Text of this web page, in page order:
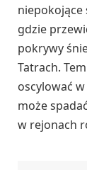
niepokojące
gdzie
pokrywy
Tatrach.
oscylować
może
w rejonach